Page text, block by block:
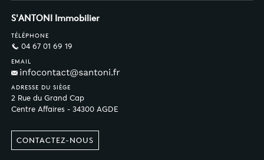
S'ANTONI Immobilier
TÉLÉPHONE
04 67 01 69 19
EMAIL
ADRESSE DU SIÈGE
2 Rue du Grand Cap
Centre Affaires - 34300 AGDE
CONTACTEZ-NOUS